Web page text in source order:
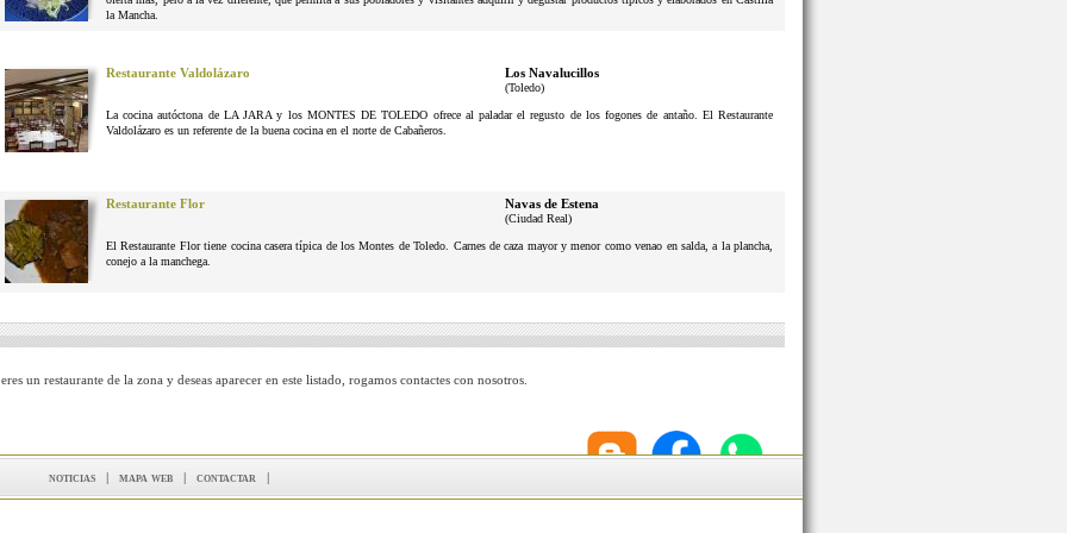
la Mancha.
Restaurante Valdolázaro Los Navalucillos
(Toledo)
La cocina autóctona de LA JARA y los MONTES DE TOLEDO ofrece al paladar el regusto de los fogones de antaño. El Restaurante
Valdolázaro es un referente de la buena cocina en el norte de Cabañeros.
Restaurante Flor Navas de Estena
(Ciudad Real)
El Restaurante Flor tiene cocina casera típica de los Montes de Toledo. Carnes de caza mayor y menor como venao en salda, a la plancha,
conejo a la manchega.
un restaurante de la zona y deseas aparecer en este listado, rogamos contactes con nosotros.
noticias | mapa web | contactar |